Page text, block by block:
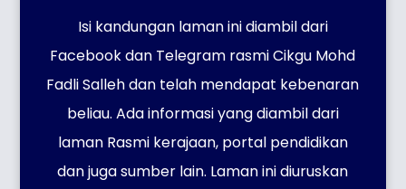
Isi kandungan laman ini diambil dari
Facebook dan Telegram rasmi Cikgu Mohd
Fadli Salleh dan telah mendapat kebenaran
beliau. Ada informasi yang diambil dari
laman Rasmi kerajaan, portal pendidikan
dan juga sumber lain. Laman ini diuruskan